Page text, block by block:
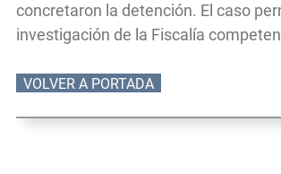
concretaron la detención. El caso
investigación de la Fiscalía
VOLVER A PORTADA